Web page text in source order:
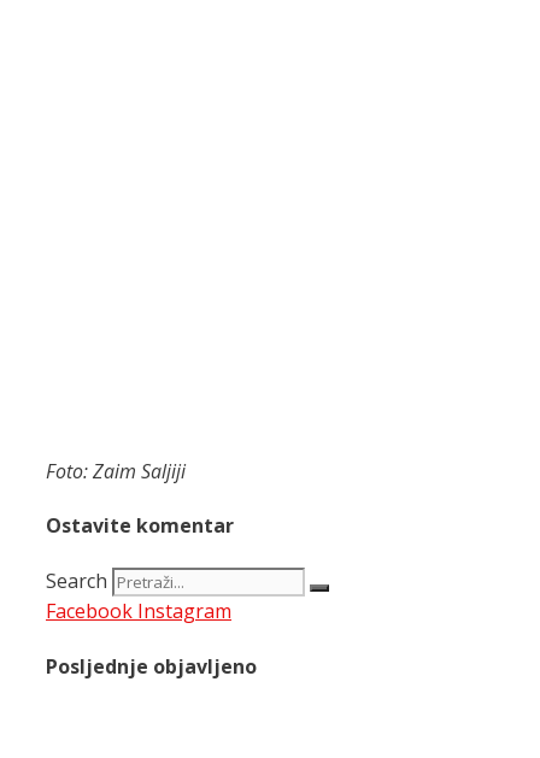
Foto: Zaim Saljiji
Ostavite komentar
Search
Facebook Instagram
Posljednje objavljeno